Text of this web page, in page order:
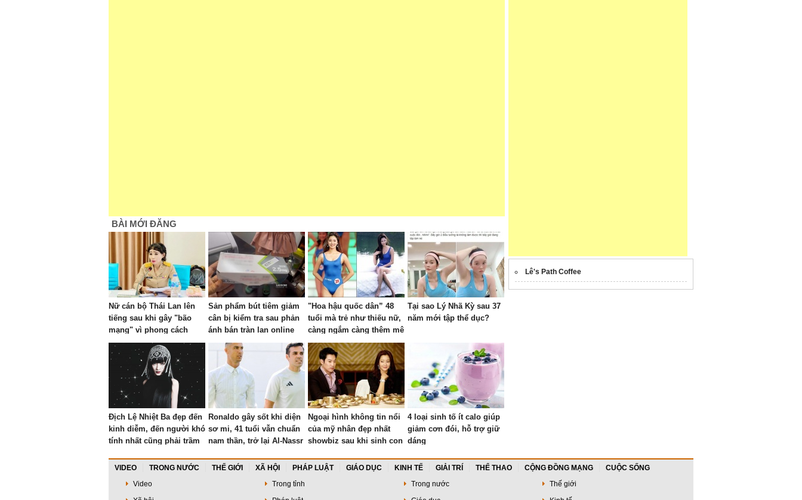
BÀI MỚI ĐĂNG
Nữ cán bộ Thái Lan lên
tiếng sau khi gây "bão
mạng" vì phong cách
trang điểm rực rỡ trong
cuộc họp ngân sách
Sản phẩm bút tiêm giảm
cân bị kiểm tra sau phản
ánh bán tràn lan online
"Hoa hậu quốc dân” 48
tuổi mà trẻ như thiếu nữ,
càng ngắm càng thêm mê
mẩn!
Tại sao Lý Nhã Kỳ sau 37
năm mới tập thể dục?
Địch Lệ Nhiệt Ba đẹp đến
kinh diễm, đến người khó
tính nhất cũng phải trầm
Ronaldo gây sốt khi diện
sơ mi, 41 tuổi vẫn chuẩn
nam thần, trở lại Al-Nassr
Ngoại hình không tin nổi
của mỹ nhân đẹp nhất
showbiz sau khi sinh con
4 loại sinh tố ít calo giúp
giảm cơn đói, hỗ trợ giữ
dáng
Lê's Path Coffee
VIDEO TRONG NƯỚC THẾ GIỚI XÃ HỘI PHÁP LUẬT GIÁO DỤC KINH TẾ GIẢI TRÍ THỂ THAO CỘNG ĐỒNG MẠNG
CUỘC SỐNG
Video
Trong tỉnh Trong nước
Thế giới